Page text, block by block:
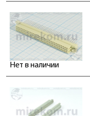
Нет в наличии